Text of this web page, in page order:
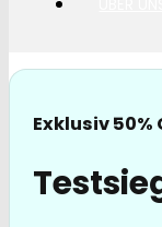
Exklusiv